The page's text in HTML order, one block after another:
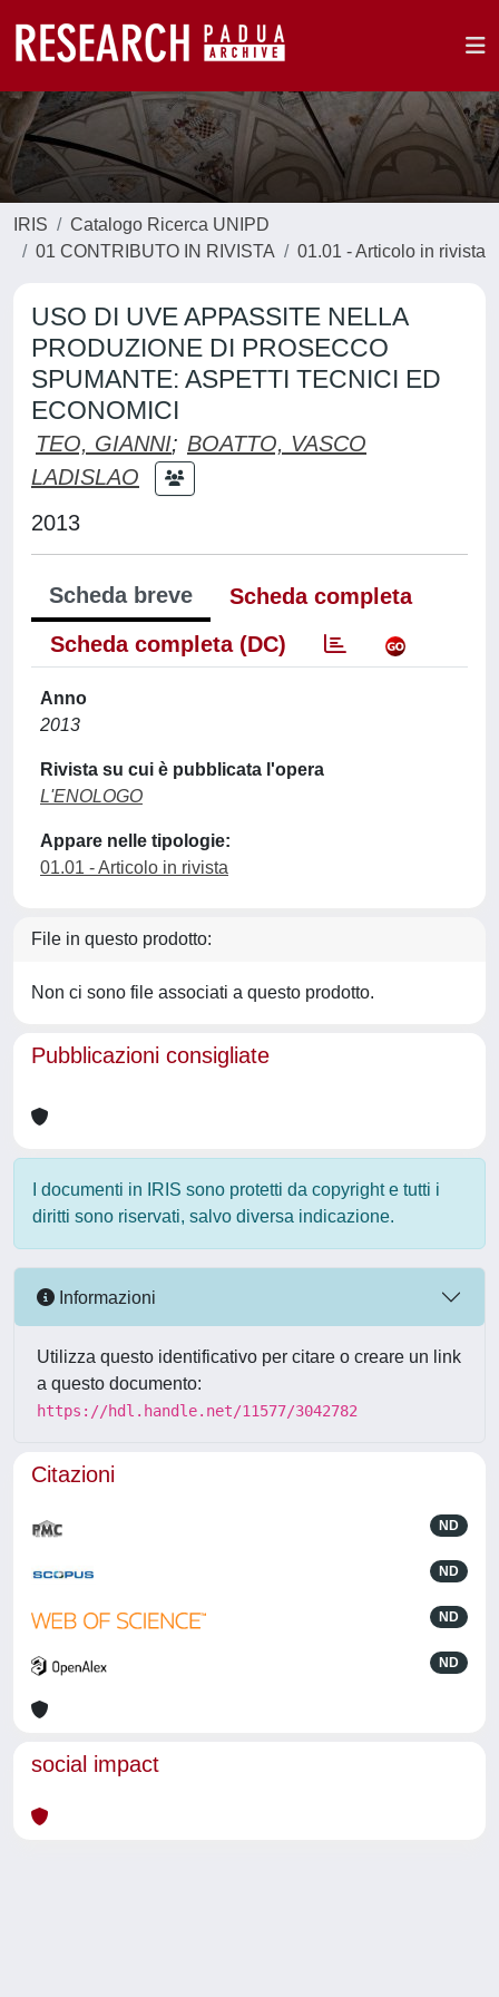
IRIS
Catalogo Ricerca UNIPD
01 CONTRIBUTO IN RIVISTA
01.01 - Articolo in rivista
USO DI UVE APPASSITE NELLA
PRODUZIONE DI PROSECCO
SPUMANTE: ASPETTI TECNICI ED
ECONOMICI
TEO, GIANNI; BOATTO, VASCO
LADISLAO
2013
Scheda breve
Scheda completa
Scheda completa (DC)
Anno
2013
Rivista su cui è pubblicata l'opera
L'ENOLOGO
Appare nelle tipologie:
01.01 - Articolo in rivista
File in questo prodotto:
Non ci sono file associati a questo prodotto.
Pubblicazioni consigliate
I documenti in IRIS sono protetti da copyright e tutti i
diritti sono riservati, salvo diversa indicazione.
Informazioni
Utilizza questo identificativo per citare o creare un link
a questo documento:
https://hdl.handle.net/11577/3042782
Citazioni
ND
ND
ND
ND
social impact